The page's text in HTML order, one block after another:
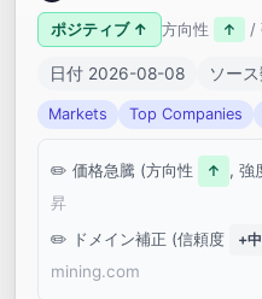
ポジティブ ↑ 方向性 ↑ /
日付 2026-08-08 ソース
Markets Top Companies
価格急騰 (方向性 ↑ , 強
昇
ドメイン補正 (信頼度
+中
mining.com